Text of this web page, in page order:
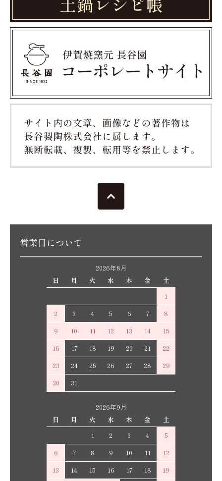
営業日について
2026年8月
日
月 火 水 木 金
土
1
2
3 4 5 6 7
8
9
10 11 12 13 14
15
16
17 18 19 20 21
22
23
24 25 26 27 28
29
30
31
2026年9月
日
月 火 水 木 金
土
1
2 3 4
5
6
7 8 9 10 11
12
13
14 15 16 17 18
19